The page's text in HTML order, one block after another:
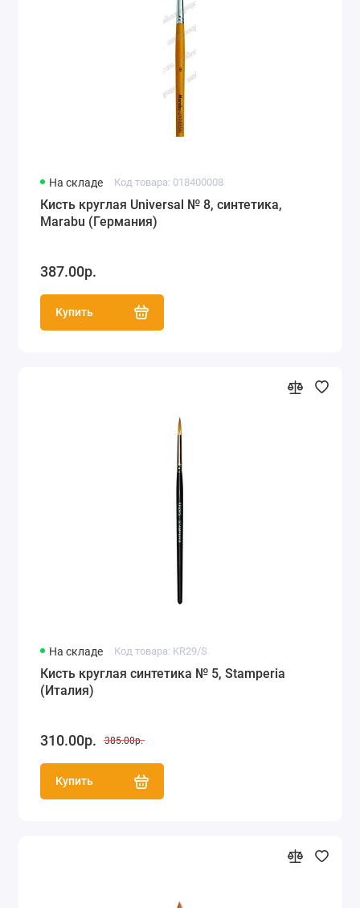
На складе Код товара: 018400008
Кисть круглая Universal № 8, синтетика,
Marabu (Германия)
387.00р.
Купить
На складе Код товара: KR29/S
Кисть круглая синтетика № 5, Stamperia
(Италия)
310.00р. 385.00р.
Купить